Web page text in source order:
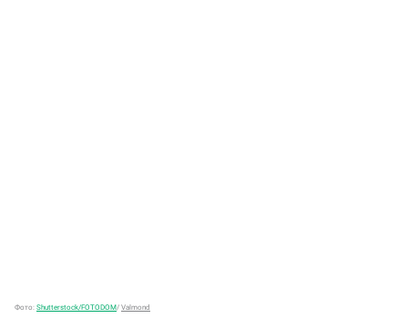
Фото: Shutterstock/FOTODOM/ Valmond